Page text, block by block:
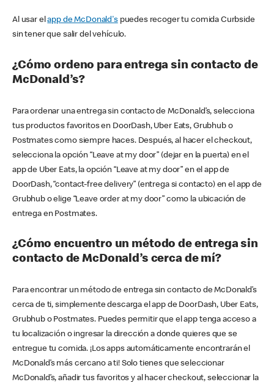
Al usar elapp de McDonald'spuedes recoger tu comida Curbside
sin tener que salir del vehículo.
¿Cómo ordeno para entrega sin contacto de
McDonald’s?
Para ordenar una entrega sin contacto de McDonald’s, selecciona
tus productos favoritos en DoorDash, Uber Eats, Grubhub o
Postmates como siempre haces. Después, al hacer el checkout,
selecciona la opción “Leave at my door” (dejar en la puerta) en el
app de Uber Eats, la opción “Leave at my door” en el app de
DoorDash, “contact-free delivery” (entrega si contacto) en el app de
Grubhub o elige “Leave order at my door” como la ubicación de
entrega en Postmates.
¿Cómo encuentro un método de entrega sin
contacto de McDonald’s cerca de mí?
Para encontrar un método de entrega sin contacto de McDonald’s
cerca de ti, simplemente descarga el app de DoorDash, Uber Eats,
Grubhub o Postmates. Puedes permitir que el app tenga acceso a
tu localización o ingresar la dirección a donde quieres que se
entregue tu comida. ¡Los apps automáticamente encontrarán el
McDonald’s más cercano a ti! Solo tienes que seleccionar
McDonald’s, añadir tus favoritos y al hacer checkout, seleccionar la